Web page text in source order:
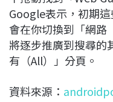
Google表示，初期
會在你切換到「網路
將逐步推廣到搜尋的
有（All）」分頁。
資料來源：